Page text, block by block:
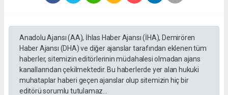
Anadolu Ajansı (AA), İhlas Haber Ajansı (İHA), Demirören
Haber Ajansı (DHA) ve diğer ajanslar tarafından eklenen tüm
haberler, sitemizin editörlerinin müdahalesi olmadan ajans
kanallarından çekilmektedir. Bu haberlerde yer alan hukuki
muhataplar haberi geçen ajanslar olup sitemizin hiç bir
editörü sorumlu tutulamaz...